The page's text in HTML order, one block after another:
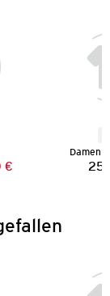
Preis:
€
Damen